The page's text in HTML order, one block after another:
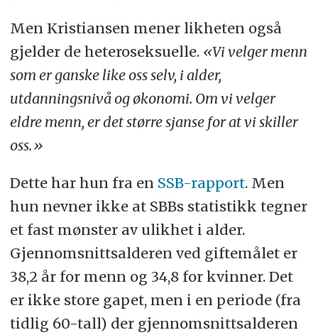
Men Kristiansen mener likheten også
gjelder de heteroseksuelle. «Vi velger menn
som er ganske like oss selv, i alder,
utdanningsnivå og økonomi. Om vi velger
eldre menn, er det større sjanse for at vi skiller
oss.»
Dette har hun fra en SSB-rapport. Men
hun nevner ikke at SBBs statistikk tegner
et fast mønster av ulikhet i alder.
Gjennomsnittsalderen ved giftemålet er
38,2 år for menn og 34,8 for kvinner. Det
er ikke store gapet, men i en periode (fra
tidlig 60-tall) der gjennomsnittsalderen